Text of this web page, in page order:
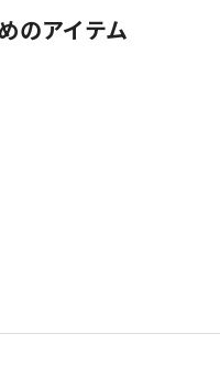
のアイテム